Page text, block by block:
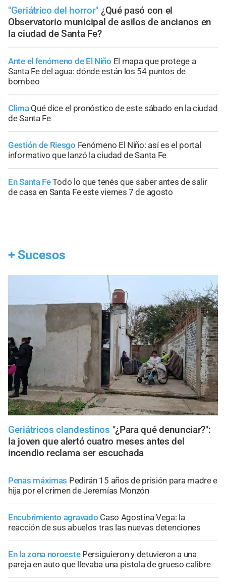
"Geriátrico del horror" ¿Qué pasó con el
Observatorio municipal de asilos de ancianos en
la ciudad de Santa Fe?
Ante el fenómeno de El Niño El mapa que protege a
Santa Fe del agua: dónde están los 54 puntos de
bombeo
Clima Qué dice el pronóstico de este sábado en la ciudad
de Santa Fe
Gestión de Riesgo Fenómeno El Niño: así es el portal
informativo que lanzó la ciudad de Santa Fe
En Santa FeTodo lo que tenés que saber antes de salir
de casa en Santa Fe este viernes 7 de agosto
+ Sucesos
Geriátricos clandestinos "¿Para qué denunciar?":
la joven que alertó cuatro meses antes del
incendio reclama ser escuchada
Penas máximas Pedirán 15 años de prisión para madre e
hija por el crimen de Jeremías Monzón
Encubrimiento agravado Caso Agostina Vega: la
reacción de sus abuelos tras las nuevas detenciones
En la zona noroeste Persiguieron y detuvieron a una
pareja en auto que llevaba una pistola de grueso calibre